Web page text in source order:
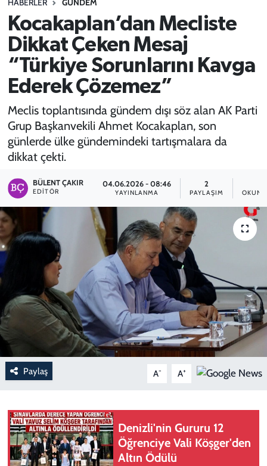
HABERLER GÜNDEM
Kocakaplan’dan Mecliste
Dikkat Çeken Mesaj
“Türkiye Sorunlarını Kavga
Ederek Çözemez”
Meclis toplantısında gündem dışı söz alan AK Parti
Grup Başkanvekili Ahmet Kocakaplan, son
günlerde ülke gündemindeki tartışmalara da
dikkat çekti.
BÜLENT ÇAKIR
EDITÖR
04.06.2026 - 08:46
YAYINLANMA
2
PAYLAŞIM
Paylaş A- A+
Denizli'nin Gururu 12
Öğrenciye Vali Köşger'den
Altın Ödülü
SPOR
TEKNOLOJİ
YAŞAM